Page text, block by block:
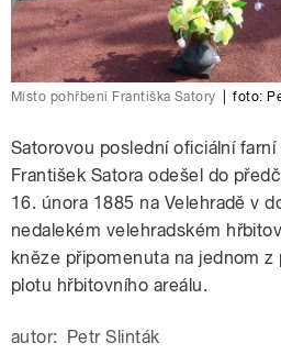
Místo pohřbení Františka Satory foto:
Satorovou poslední oficiální
František Satora odešel do
16. února 1885 na Velehradě v
nedalekém velehradském
kněze připomenuta na jednom
plotu hřbitovního areálu.
autor: Petr Slinták